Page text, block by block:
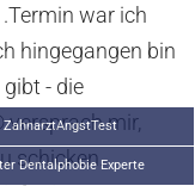
ZahnarztAngstTest
Dentalphobie Experte
war ich
hingegangen bin
- die
versprach mir,
schicken.